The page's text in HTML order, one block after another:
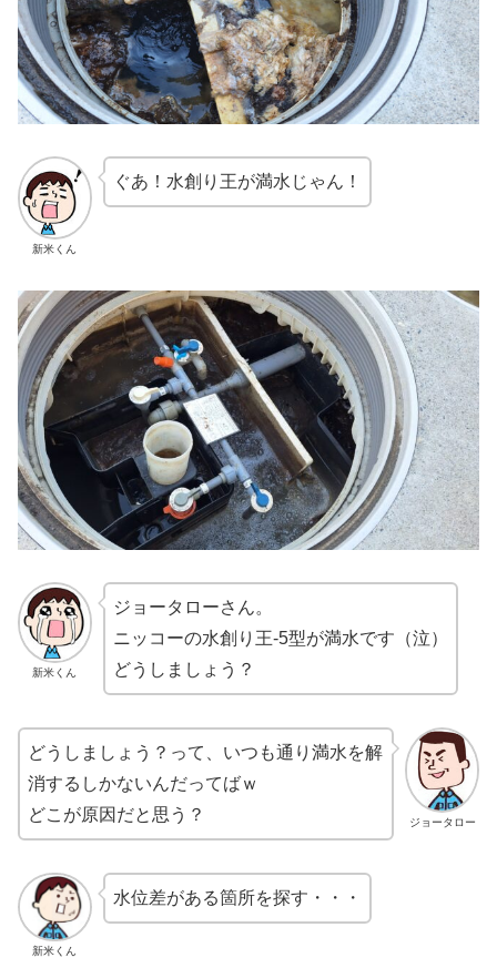
新米くん
ぐあ！水創り王が満水じゃん！
新米くん
ジョータローさん。
ニッコーの水創り王-5型が満水です（泣）
どうしましょう？
ジョータロー
どうしましょう？って、いつも通り満水を解
消するしかないんだってばｗ
どこが原因だと思う？
新米くん
水位差がある箇所を探す・・・